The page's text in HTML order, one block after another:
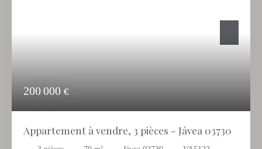
200 000 €
Appartement à vendre, 3 pièces - Jávea 03730